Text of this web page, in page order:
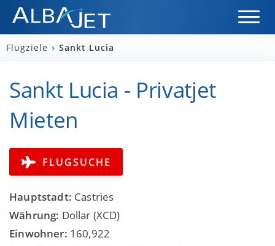
Flugziele › Sankt Lucia
Sankt Lucia - Privatjet
Mieten
FLUGSUCHE
Hauptstadt: Castries
Währung: Dollar (XCD)
Einwohner: 160,922